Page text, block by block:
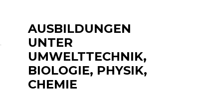
AUSBILDUNGEN
UNTER
UMWELTTECHNIK,
BIOLOGIE, PHYSIK,
CHEMIE